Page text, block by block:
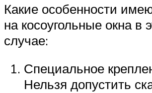
Какие особенности
на косоугольные окна в
случае:
Специальное
Нельзя допустить